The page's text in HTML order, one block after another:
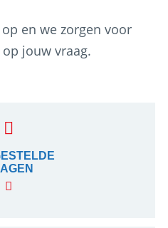
en we zorgen voor
jouw vraag.